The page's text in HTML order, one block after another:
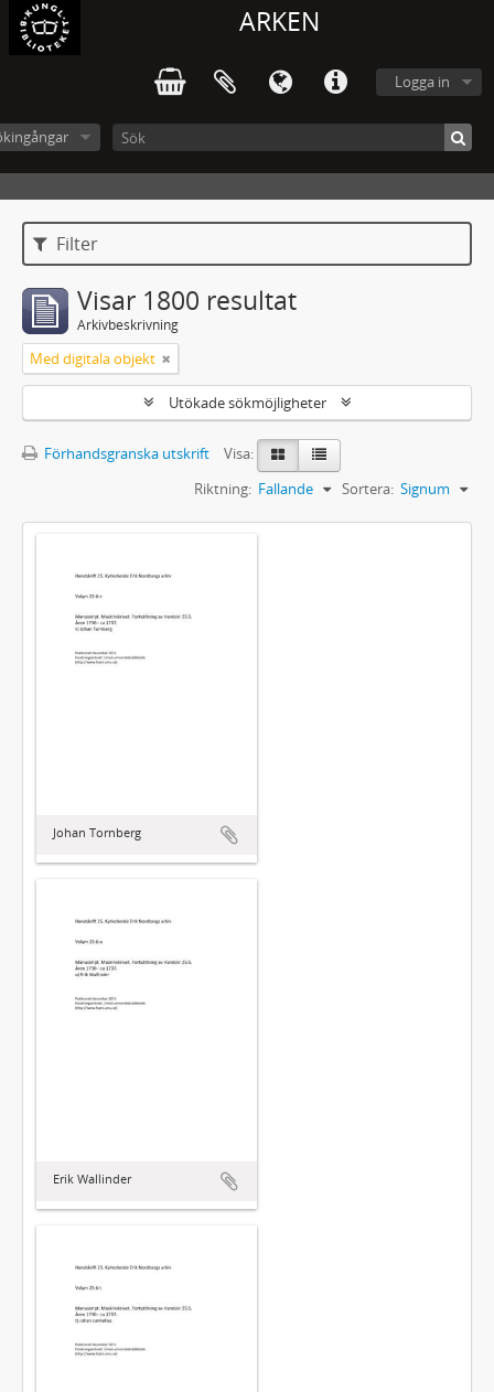
ARKEN
Logga in
Filter
Visar 1800 resultat
Arkivbeskrivning
Med digitala objekt
Utökade sökmöjligheter
Förhandsgranska utskrift
Visa:
Sortera: Signum
Riktning: Fallande
Johan Tornberg
Erik Wallinder